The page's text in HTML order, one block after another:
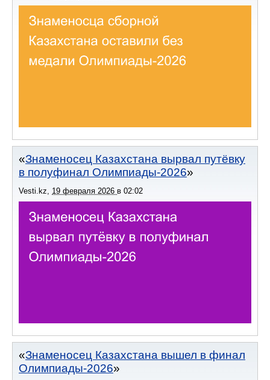
Знаменосец Казахстана вырвал путёвку
в полуфинал Олимпиады-2026
Vesti.kz 19 февраля 2026 в 02:02
Знаменосец Казахстана вышел в финал
Олимпиады-2026